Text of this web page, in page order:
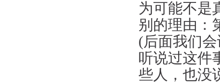
为可能不是
别的理由：
(后面我们
听说过这件
些人，也没